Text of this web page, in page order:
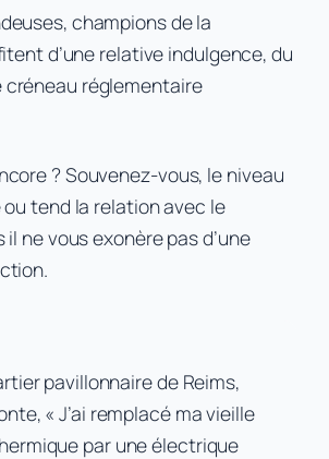
champions de la
d’une relative indulgence, du
créneau réglementaire
? Souvenez-vous, le niveau
tend la relation avec le
ne vous exonère pas d’une
.
pavillonnaire de Reims,
« J’ai remplacé ma vieille
par une électrique